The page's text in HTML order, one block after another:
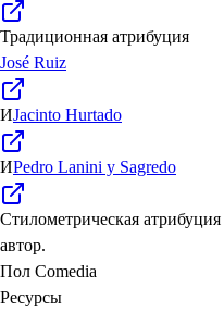
Традиционная атрибуция
José Ruiz
ИJacinto Hurtado
ИPedro Lanini y Sagredo
Стилометрическая атрибуция
автор.
Пол Comedia
Ресурсы